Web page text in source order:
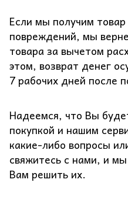
Если мы получим
повреждений, мы
товара за вычетом
этом, возврат денег
7 рабочих дней после
Надеемся, что Вы
покупкой и нашим
какие-либо вопросы
свяжитесь с нами, и
Вам решить их.